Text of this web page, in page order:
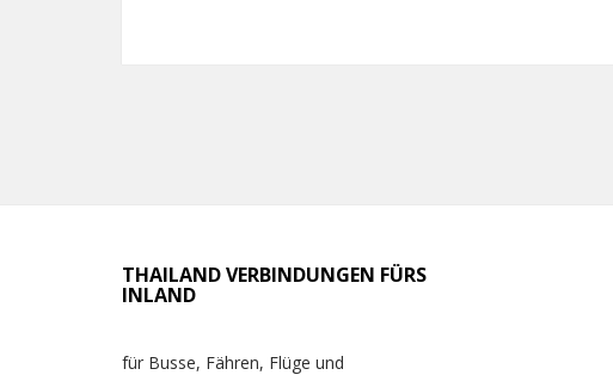
THAILAND VERBINDUNGEN FÜRS
INLAND
für Busse, Fähren, Flüge und